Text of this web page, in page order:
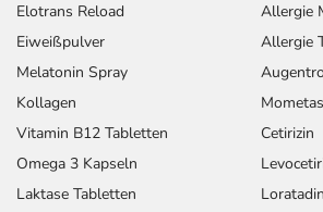
Elotrans Reload
Eiweißpulver
Melatonin Spray
Kollagen
Vitamin B12 Tabletten
Omega 3 Kapseln
Laktase Tabletten
Allergie
Allergie
Cetirizin
Loratadin